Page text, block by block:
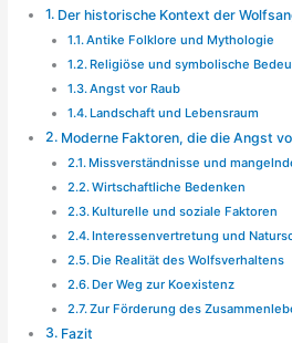
Der historische Kontext der
Antike Folklore und Mythologie
Religiöse und symbolische
Angst vor Raub
Landschaft und Lebensraum
Moderne Faktoren, die die Angst
Missverständnisse und
Wirtschaftliche Bedenken
Kulturelle und soziale Faktoren
Interessenvertretung und
Die Realität des Wolfsverhaltens
Der Weg zur Koexistenz
Zur Förderung des
Fazit